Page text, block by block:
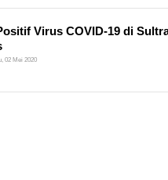
Virus COVID-19 di
02 Mei 2020